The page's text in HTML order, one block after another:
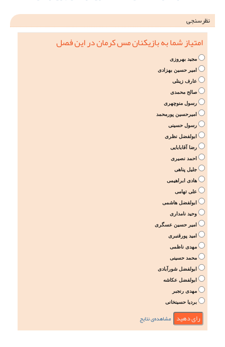
نظرسنجی
امتیاز شما به بازیکنان مس کرمان در این فصل
مجید بهروزی
امیر حسین بهزادی
عارف زینلی
صالح محمدی
رسول منوچهری
امیرحسین پورمحمد
رسول حسینی
ابولفضل نظری
رضا آقابابایی
احمد نصیری
جلیل پناهی
هادی ابراهیمی
علی تهامی
ابولفضل هاشمی
وحید نامداری
امیر حسین عسگری
امید پورقنبری
مهدی ناظمی
محمد حسینی
ابولفضل شورآبادی
ابولفضل عکاشه
مهدی رنجبر
بردیا حسینخانی
مشاهده‌ی نتایج